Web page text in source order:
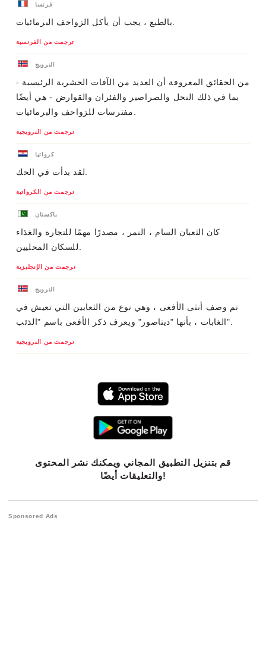
فرنسا
ترجمت من الفرنسية
النرويج
من الحقائق المعروفة أن العديد من الآفات الحشرية الرئيسية -
بما في ذلك النحل والصراصير والفئران والقوارض - هي أيضًا
ترجمت من النرويجية
كرواتيا
ترجمت من الكرواتية
باكستان
كان الثعبان السام ، النمر ، مصدرًا مهمًا للتجارة والغذاء
ترجمت من الإنجليزية
النرويج
تم وصف أنثى الأفعى ، وهي نوع من الثعابين التي تعيش في
الغابات ، بأنها "ديناصور" ويعرف ذكر الأفعى باسم "الذئب".
ترجمت من النرويجية
قم بتنزيل التطبيق المجاني ويمكنك نشر المحتوى
والتعليقات أيضًا!
Sponsored Ads